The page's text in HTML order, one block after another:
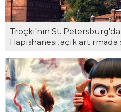
Troçki'nin St. Petersburg'da
Hapishanesi, açık artırmada